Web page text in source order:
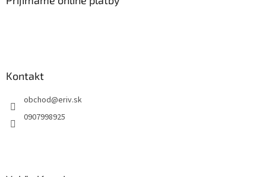
Kontakt
obchod@eriv.sk
0907998925